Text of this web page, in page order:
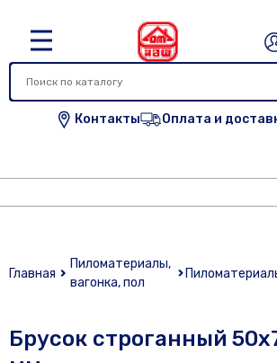
Контакты Оплата и
Главная
Пиломатериалы,
вагонка, пол
Брусок строганный